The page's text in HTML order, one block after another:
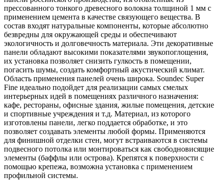
прессованного тонкого древесного волокна толщиной 1 мм с
применением цемента в качестве связующего вещества. В
состав входят натуральные компоненты, которые абсолютно
безвредны для окружающей среды и обеспечивают
экологичность и долговечность материала. Эти декоративные
панели обладают высокими показателями звукопоглощения,
их установка позволяет снизить гулкость в помещении,
погасить шумы, создать комфортный акустический климат.
Область применения панелей очень широка. Soundec Super
Fine идеально подойдет для реализации самых смелых
интерьерных идей в помещениях различного назначения:
кафе, рестораны, офисные здания, жилые помещения, детские
и спортивные учреждения и т.д. Материал, из которого
изготовлены панели, легко поддается обработке, и это
позволяет создавать элементы любой формы. Применяются
для финишной отделки стен, могут встраиваются в системы
подвесного потолка или монтироваться как свободновисящие
элементы (баффлы или острова). Крепятся к поверхности с
помощью крепежа, возможна установка с применением
профильной системы.